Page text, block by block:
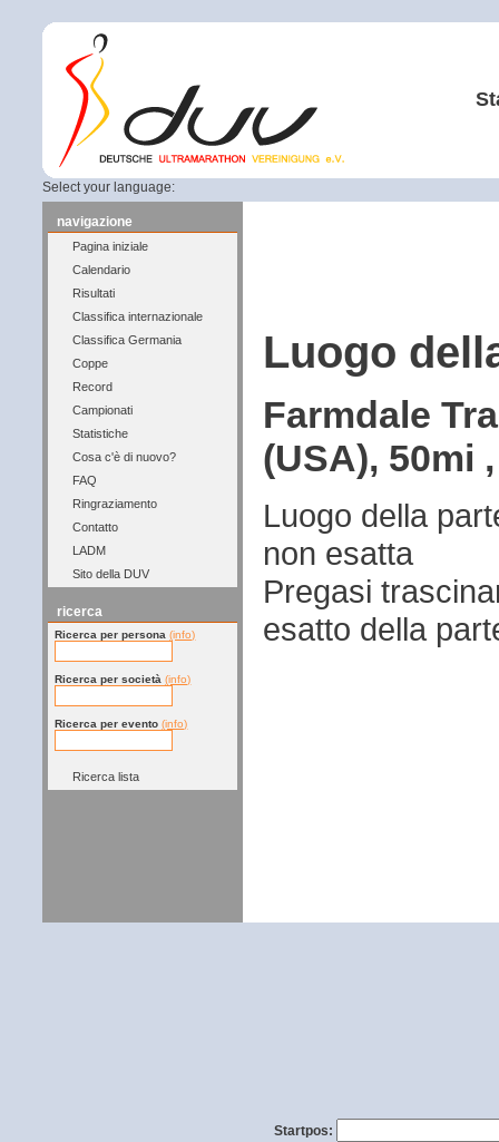
Select your language:
navigazione
Pagina iniziale
Calendario
Risultati
Classifica internazionale
Classifica Germania
Coppe
Record
Campionati
Statistiche
Cosa c'è di nuovo?
FAQ
Ringraziamento
Contatto
LADM
Sito della DUV
ricerca
Ricerca per persona (info)
Ricerca per società (info)
Ricerca per evento (info)
Ricerca lista
Luogo
Farmdale
(USA), 50mi
Luogo della
non esatta
Pregasi
esatto della
Startpos: